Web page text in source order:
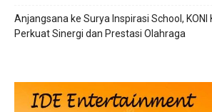
Anjangsana ke Surya Inspirasi School, KONI
Perkuat Sinergi dan Prestasi Olahraga